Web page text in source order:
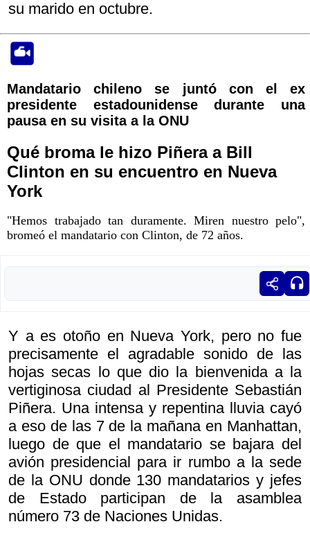
su marido en octubre.
Mandatario chileno se juntó con el ex
presidente estadounidense durante una
pausa en su visita a la ONU
Qué broma le hizo Piñera a Bill
Clinton en su encuentro en Nueva
York
"Hemos trabajado tan duramente. Miren nuestro pelo",
bromeó el mandatario con Clinton, de 72 años.
Y a es otoño en Nueva York, pero no fue
precisamente el agradable sonido de las
hojas secas lo que dio la bienvenida a la
vertiginosa ciudad al Presidente Sebastián
Piñera. Una intensa y repentina lluvia cayó
a eso de las 7 de la mañana en Manhattan,
luego de que el mandatario se bajara del
avión presidencial para ir rumbo a la sede
de la ONU donde 130 mandatarios y jefes
de Estado participan de la asamblea
número 73 de Naciones Unidas.